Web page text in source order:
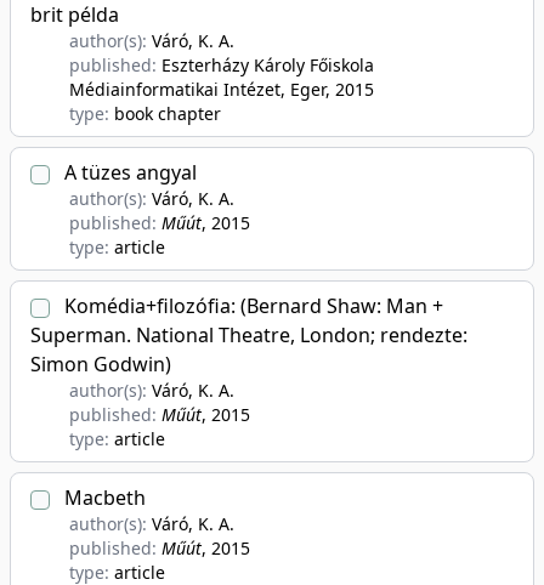
brit példa
author(s): Váró, K. A.
published: Eszterházy Károly Főiskola
Médiainformatikai Intézet, Eger, 2015
type: book chapter
A tüzes angyal
author(s): Váró, K. A.
published: Műút, 2015
type: article
Komédia+filozófia: (Bernard Shaw: Man +
Superman. National Theatre, London; rendezte:
Simon Godwin)
author(s): Váró, K. A.
published: Műút, 2015
type: article
Macbeth
author(s): Váró, K. A.
published: Műút, 2015
type: article